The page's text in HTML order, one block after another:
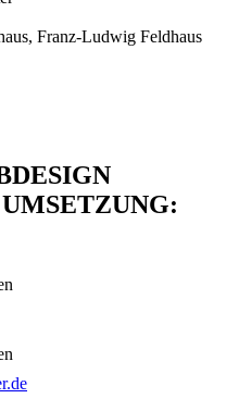
Franz-Ludwig Feldhaus